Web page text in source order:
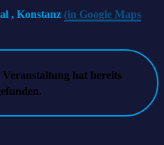
, Konstanz (in Google Maps
Veranstaltung hat bereits